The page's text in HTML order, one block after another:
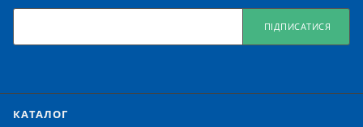
ПІДПИСАТИСЯ
КАТАЛОГ